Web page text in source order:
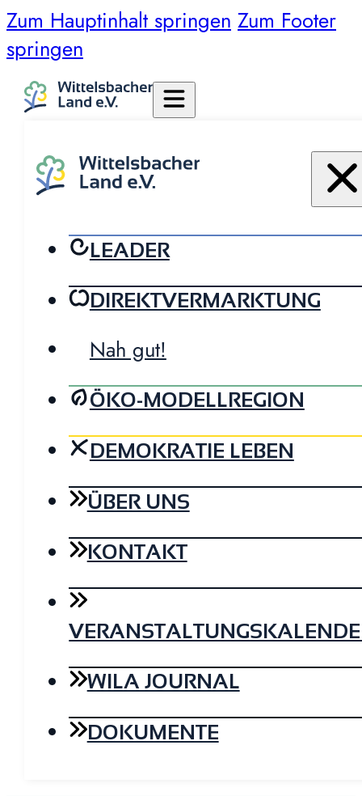
Zum Hauptinhalt springen Zum Footer
springen
LEADER
DIREKTVERMARKTUNG
Nah gut!
ÖKO-MODELLREGION
DEMOKRATIE LEBEN
ÜBER UNS
KONTAKT
WILA JOURNAL
DOKUMENTE